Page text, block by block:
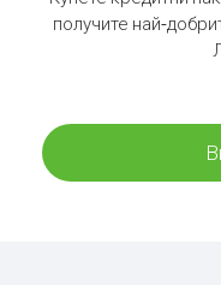
получите най-